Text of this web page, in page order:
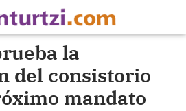
la
del consistorio
mandato